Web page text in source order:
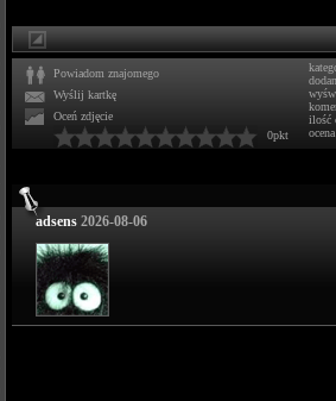
Powiadom znajomego
Wyślij kartkę
Oceń zdjęcie
0pkt
ilość
ocena
adsens 2026-08-06